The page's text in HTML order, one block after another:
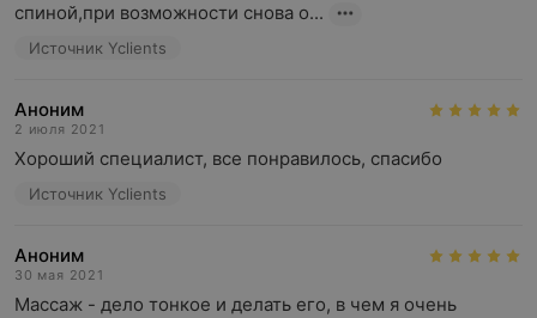
спиной,при возможности снова о...
Источник Yclients
Аноним
2 июля 2021
Хороший специалист, все понравилось, спасибо
Источник Yclients
Аноним
30 мая 2021
Массаж - дело тонкое и делать его, в чем я очень